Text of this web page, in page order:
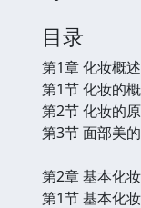
目录
第1章 化妆概述
第1节 化妆的
第2节 化妆的
第3节 面部美
第2章 基本化
第1节 基本化